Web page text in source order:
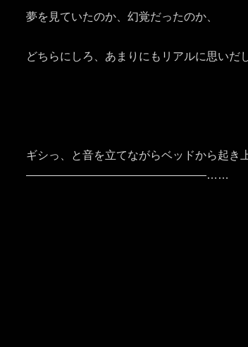
夢を見ていたのか、幻覚だったのか、
どちらにしろ、あまりにもリアルに思いだ
ギシっ、と音を立てながらベッドから起き
――――――――――――――――……